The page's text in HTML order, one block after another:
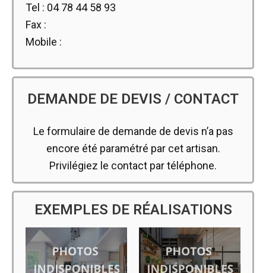
Tel : 04 78 44 58 93
Fax :
Mobile :
DEMANDE DE DEVIS / CONTACT
Le formulaire de demande de devis n’a pas
encore été paramétré par cet artisan.
Privilégiez le contact par téléphone.
EXEMPLES DE RÉALISATIONS